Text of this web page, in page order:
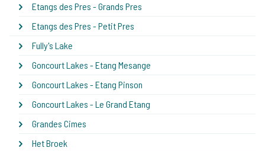
Etangs des Pres - Grands Pres
Etangs des Pres - Petit Pres
Fully's Lake
Goncourt Lakes - Etang Mesange
Goncourt Lakes - Etang Pinson
Goncourt Lakes - Le Grand Etang
Grandes Cimes
Het Broek